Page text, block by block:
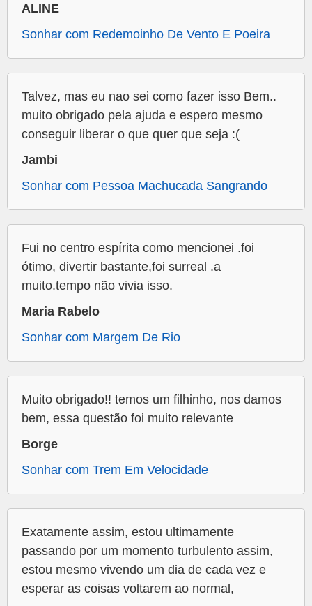
ALINE
Sonhar com Redemoinho De Vento E Poeira
Talvez, mas eu nao sei como fazer isso Bem..
muito obrigado pela ajuda e espero mesmo
conseguir liberar o que quer que seja :(
Jambi
Sonhar com Pessoa Machucada Sangrando
Fui no centro espírita como mencionei .foi
ótimo, divertir bastante,foi surreal .a
muito.tempo não vivia isso.
Maria Rabelo
Sonhar com Margem De Rio
Muito obrigado!! temos um filhinho, nos damos
bem, essa questão foi muito relevante
Borge
Sonhar com Trem Em Velocidade
Exatamente assim, estou ultimamente
passando por um momento turbulento assim,
estou mesmo vivendo um dia de cada vez e
esperar as coisas voltarem ao normal,